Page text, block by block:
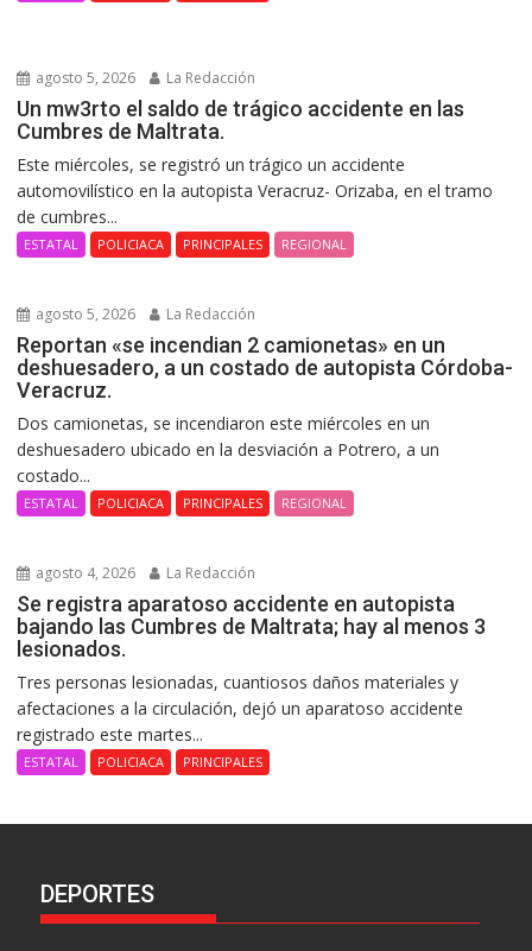
agosto 5, 2026 La Redacción
Un mw3rto el saldo de trágico accidente en las
Cumbres de Maltrata.
Este miércoles, se registró un trágico un accidente
automovilístico en la autopista Veracruz- Orizaba, en el tramo
de cumbres...
ESTATAL POLICIACA PRINCIPALES REGIONAL
agosto 5, 2026 La Redacción
Reportan «se incendian 2 camionetas» en un
deshuesadero, a un costado de autopista Córdoba-
Veracruz.
Dos camionetas, se incendiaron este miércoles en un
deshuesadero ubicado en la desviación a Potrero, a un
costado...
ESTATAL POLICIACA PRINCIPALES REGIONAL
agosto 4, 2026 La Redacción
Se registra aparatoso accidente en autopista
bajando las Cumbres de Maltrata; hay al menos 3
lesionados.
Tres personas lesionadas, cuantiosos daños materiales y
afectaciones a la circulación, dejó un aparatoso accidente
registrado este martes...
ESTATAL POLICIACA PRINCIPALES
DEPORTES